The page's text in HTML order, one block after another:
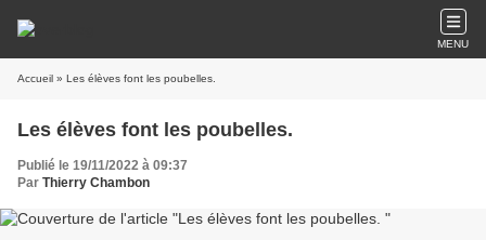
MENU
Accueil » Les élèves font les poubelles.
Les élèves font les poubelles.
Publié le 19/11/2022 à 09:37
Par Thierry Chambon